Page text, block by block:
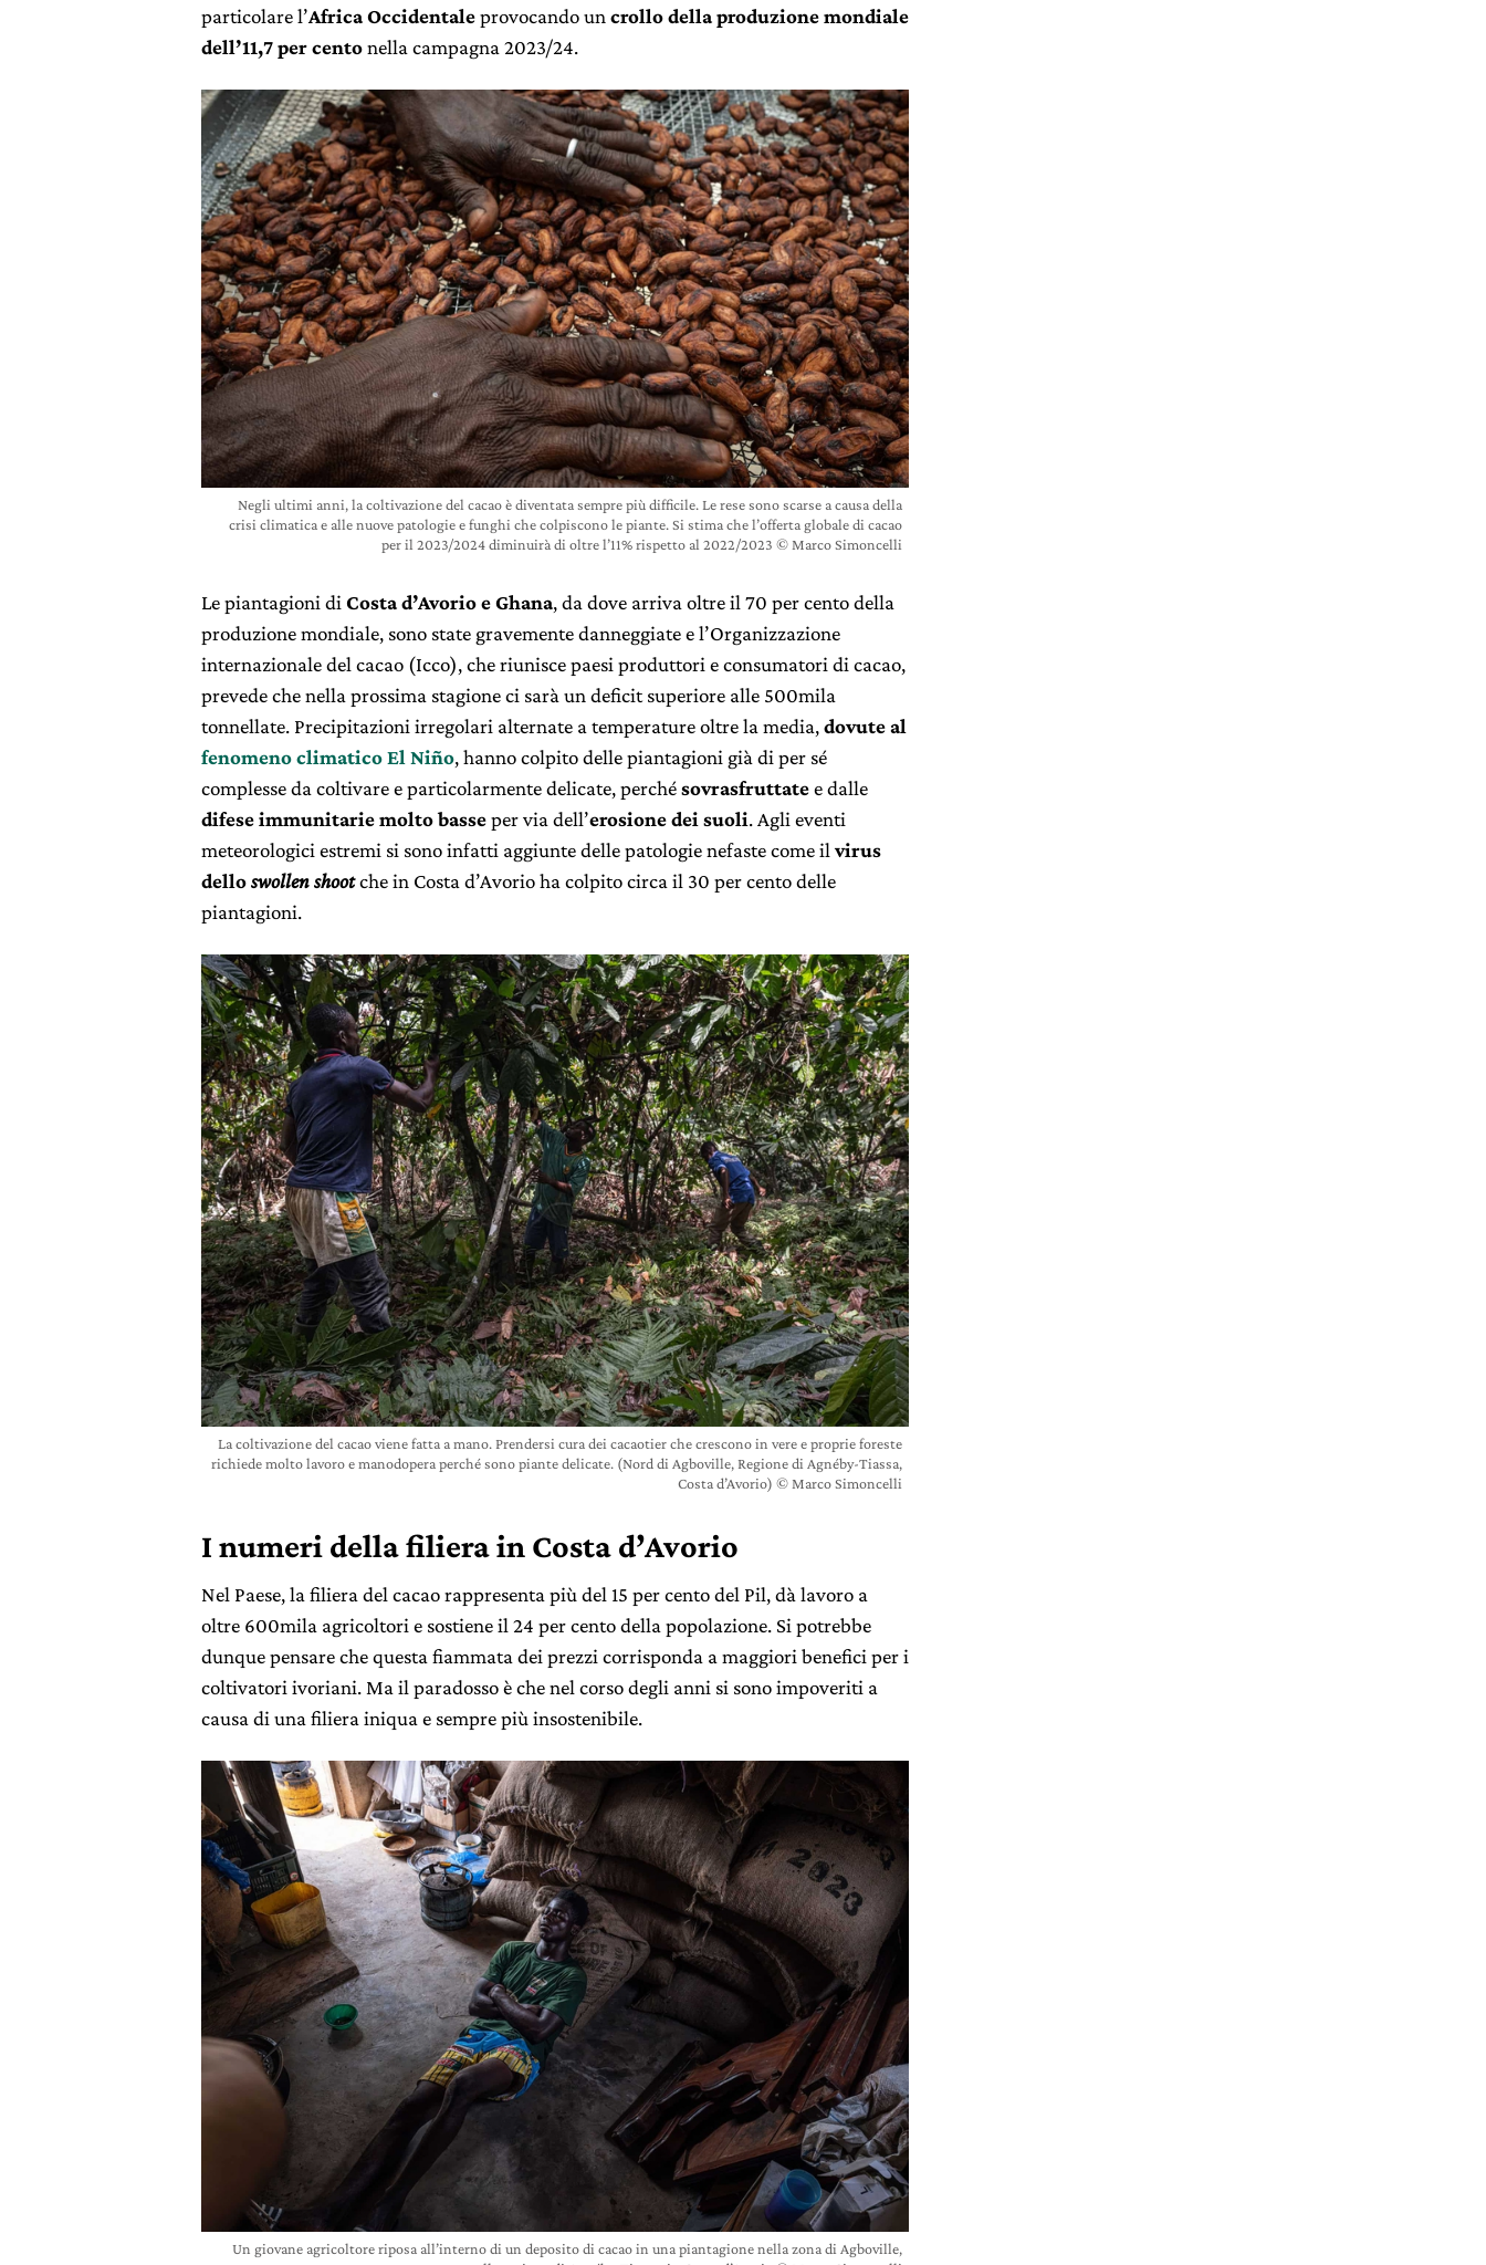
particolare l’Africa Occidentaleprovocando un crollo della produzione mondiale
dell’11,7 per centonella campagna 2023/24.
Negli ultimi anni, la coltivazione del cacao è diventata sempre più difficile. Le rese sono scarse a causa della
crisi climatica e alle nuove patologie e funghi che colpiscono le piante. Si stima che l’offerta globale di cacao
per il 2023/2024 diminuirà di oltre l’11% rispetto al 2022/2023 © Marco Simoncelli
Le piantagioni di Costa d’Avorio e Ghana, da dove arriva oltre il 70 per cento della
produzione mondiale, sono state gravemente danneggiate e l’Organizzazione
internazionale del cacao (Icco), che riunisce paesi produttori e consumatori di cacao,
prevede che nella prossima stagione ci sarà un deficit superiore alle 500mila
tonnellate. Precipitazioni irregolari alternate a temperature oltre la media,dovute al
fenomeno climatico El Niño, hanno colpito delle piantagioni già di per sé
complesse da coltivare e particolarmente delicate, perchésovrasfruttatee dalle
difese immunitarie molto basseper via dell’erosione dei suoli. Agli eventi
meteorologici estremi si sono infatti aggiunte delle patologie nefaste come il virus
delloswollen shootche in Costa d’Avorio ha colpito circa il 30 per cento delle
piantagioni.
La coltivazione del cacao viene fatta a mano. Prendersi cura dei cacaotier che crescono in vere e proprie foreste
richiede molto lavoro e manodopera perché sono piante delicate. (Nord di Agboville, Regione di Agnéby-Tiassa,
Costa d’Avorio) © Marco Simoncelli
I numeri della filiera in Costa d’Avorio
Nel Paese, la filiera del cacao rappresenta più del 15 per cento del Pil, dà lavoro a
oltre 600mila agricoltori e sostiene il 24 per cento della popolazione. Si potrebbe
dunque pensare che questa fiammata dei prezzi corrisponda a maggiori benefici per i
coltivatori ivoriani. Ma il paradosso è che nel corso degli anni si sono impoveriti a
causa di una filiera iniqua e sempre più insostenibile.
Un giovane agricoltore riposa all’interno di un deposito di cacao in una piantagione nella zona di Agboville,